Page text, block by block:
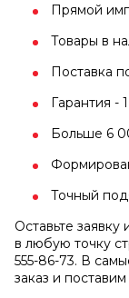
Прямой
Товары в
Поставка
Гарантия -
Больше 6
Точный
Оставьте заявку
в любую точку
555-86-73. В
заказ и поставим